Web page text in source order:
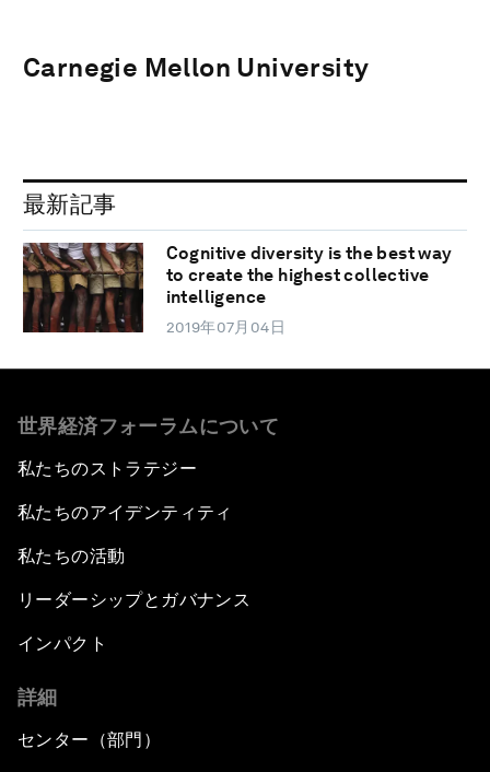
Carnegie Mellon University
最新記事
Cognitive diversity is the best way
to create the highest collective
intelligence
2019年07月04日
世界経済フォーラムについて
私たちのストラテジー
私たちのアイデンティティ
私たちの活動
リーダーシップとガバナンス
インパクト
詳細
センター（部門）